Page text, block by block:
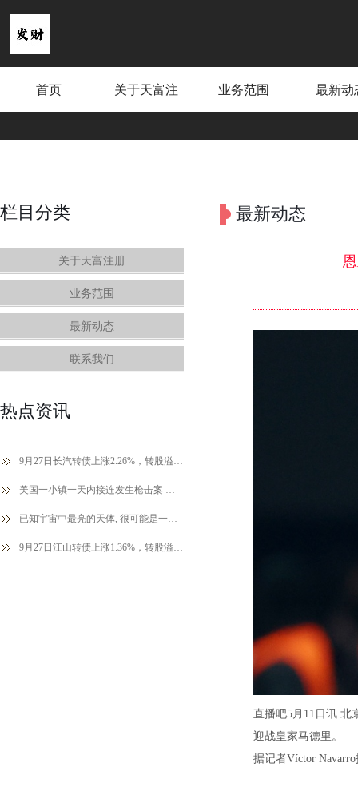
首页 关于天富注 业务范围 最新动
栏目分类
关于天富注册
业务范围
最新动态
联系我们
热点资讯
9月27日长汽转债上涨2.26%，转股溢价率59.91%
美国一小镇一天内接连发生枪击案 共致6死1伤
已知宇宙中最亮的天体, 很可能是一个黑洞
9月27日江山转债上涨1.36%，转股溢价率191.99%
最新动态
直播吧5月11日讯 北
迎战皇家马德里。
据记者Víctor